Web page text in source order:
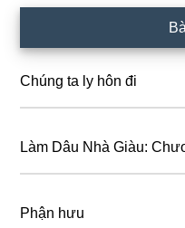
Sidebar
Chúng ta ly hôn đi
Làm Dâu Nhà Giàu:
Phận hưu